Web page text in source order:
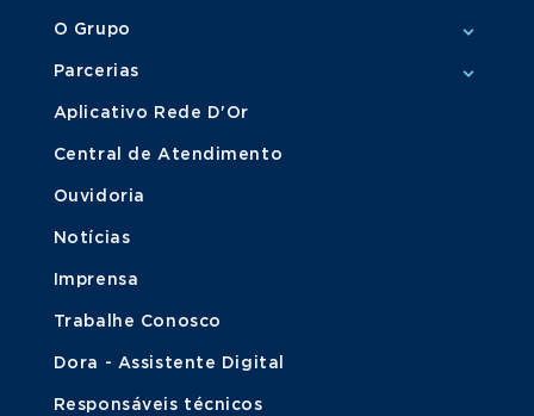
O Grupo
Parcerias
Aplicativo Rede D'Or
Central de Atendimento
Ouvidoria
Notícias
Imprensa
Trabalhe Conosco
Dora - Assistente Digital
Responsáveis técnicos